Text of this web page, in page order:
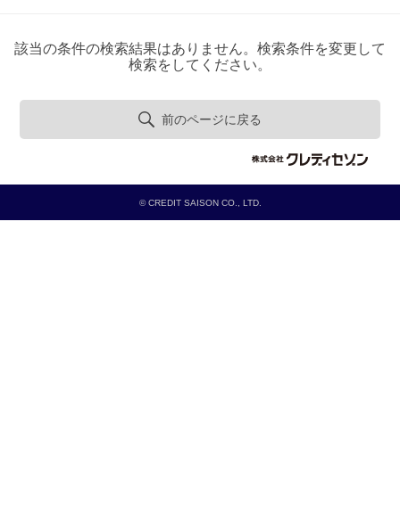
該当の条件の検索結果はありません。検索条件を変更して
検索をしてください。
前のページに戻る
© CREDIT SAISON CO., LTD.